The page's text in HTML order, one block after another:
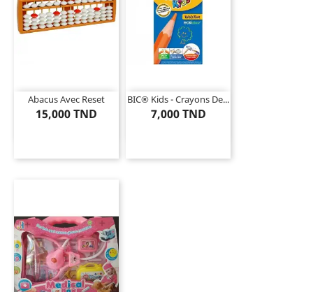
Abacus Avec Reset
15,000 TND
BIC® Kids - Crayons De...
7,000 TND